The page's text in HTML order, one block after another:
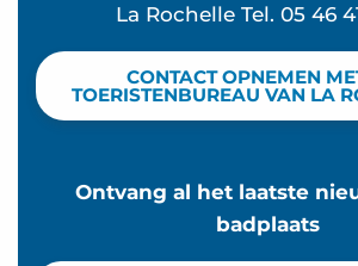
La Rochelle Tel. 05 46
CONTACT OPNEMEN
TOERISTENBUREAU VAN LA
Ontvang al het laatste
badplaats